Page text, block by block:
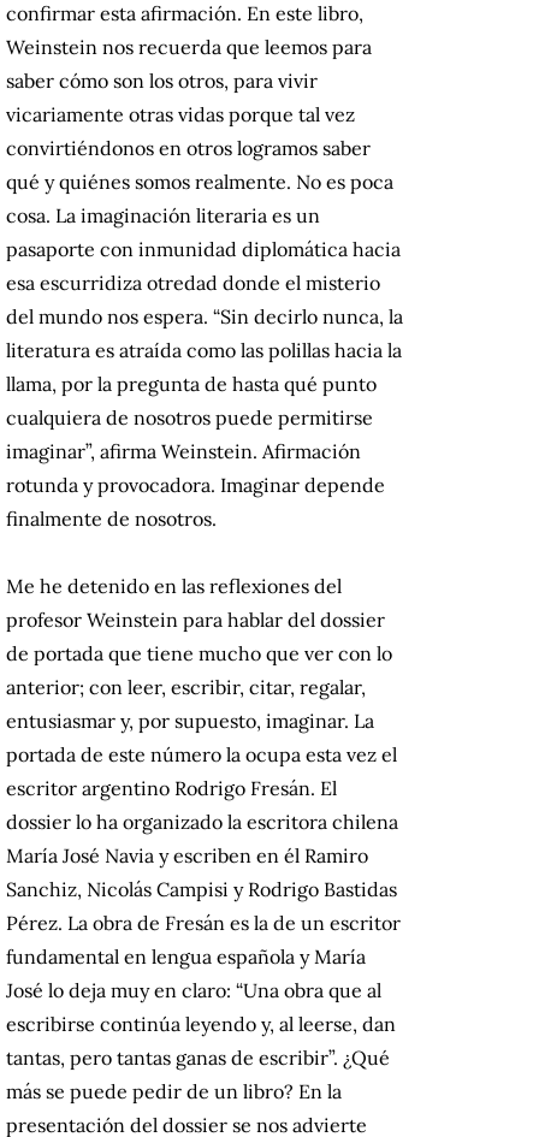
confirmar esta afirmación. En este libro,
Weinstein nos recuerda que leemos para
saber cómo son los otros, para vivir
vicariamente otras vidas porque tal vez
convirtiéndonos en otros logramos saber
qué y quiénes somos realmente. No es poca
cosa. La imaginación literaria es un
pasaporte con inmunidad diplomática hacia
esa escurridiza otredad donde el misterio
del mundo nos espera. “Sin decirlo nunca, la
literatura es atraída como las polillas hacia la
llama, por la pregunta de hasta qué punto
cualquiera de nosotros puede permitirse
imaginar”, afirma Weinstein. Afirmación
rotunda y provocadora. Imaginar depende
finalmente de nosotros.
Me he detenido en las reflexiones del
profesor Weinstein para hablar del dossier
de portada que tiene mucho que ver con lo
anterior; con leer, escribir, citar, regalar,
entusiasmar y, por supuesto, imaginar. La
portada de este número la ocupa esta vez el
escritor argentino Rodrigo Fresán. El
dossier lo ha organizado la escritora chilena
María José Navia y escriben en él Ramiro
Sanchiz, Nicolás Campisi y Rodrigo Bastidas
Pérez. La obra de Fresán es la de un escritor
fundamental en lengua española y María
José lo deja muy en claro: “Una obra que al
escribirse continúa leyendo y, al leerse, dan
tantas, pero tantas ganas de escribir”. ¿Qué
más se puede pedir de un libro? En la
presentación del dossier se nos advierte